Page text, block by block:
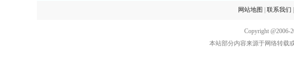
网站地图 联系我们
Copyright @2006-
本站部分内容来源于网络转载